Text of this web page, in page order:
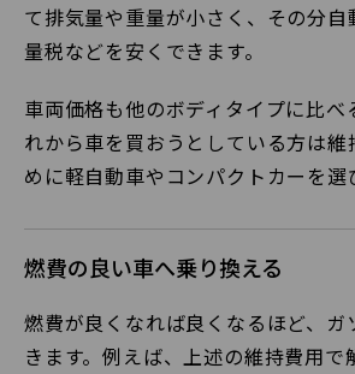
て排気量や重量が小さく、その分
量税などを安くできます。
車両価格も他のボディタイプに比べ
れから車を買おうとしている方は維
めに軽自動車やコンパクトカーを選
燃費の良い車へ乗り換える
燃費が良くなれば良くなるほど、ガ
きます。例えば、上述の維持費用で